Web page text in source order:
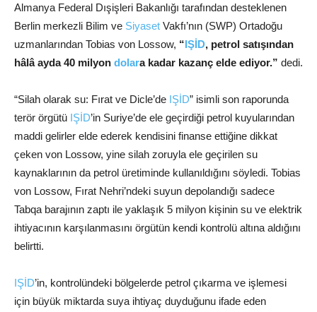
Almanya Federal Dışişleri Bakanlığı tarafından desteklenen
Berlin merkezli Bilim ve Siyaset Vakfı’nın (SWP) Ortadoğu
uzmanlarından Tobias von Lossow, “IŞİD, petrol satışından
hâlâ ayda 40 milyon dolara kadar kazanç elde ediyor.” dedi.
“Silah olarak su: Fırat ve Dicle’de IŞİD” isimli son raporunda
terör örgütü IŞİD’in Suriye’de ele geçirdiği petrol kuyularından
maddi gelirler elde ederek kendisini finanse ettiğine dikkat
çeken von Lossow, yine silah zoruyla ele geçirilen su
kaynaklarının da petrol üretiminde kullanıldığını söyledi. Tobias
von Lossow, Fırat Nehri’ndeki suyun depolandığı sadece
Tabqa barajının zaptı ile yaklaşık 5 milyon kişinin su ve elektrik
ihtiyacının karşılanmasını örgütün kendi kontrolü altına aldığını
belirtti.
IŞİD’in, kontrolündeki bölgelerde petrol çıkarma ve işlemesi
için büyük miktarda suya ihtiyaç duyduğunu ifade eden